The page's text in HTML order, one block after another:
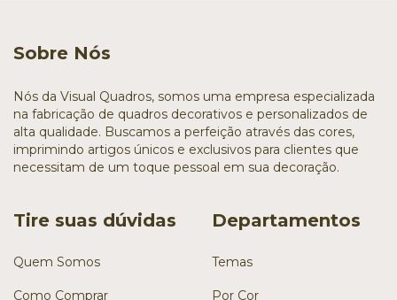
Sobre Nós
Nós da Visual Quadros, somos uma empresa especializada
na fabricação de quadros decorativos e personalizados de
alta qualidade. Buscamos a perfeição através das cores,
imprimindo artigos únicos e exclusivos para clientes que
necessitam de um toque pessoal em sua decoração.
Tire suas dúvidas
Quem Somos
Como Comprar
Departamentos
Temas
Por Cor